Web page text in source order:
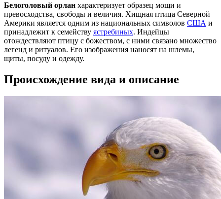
Белоголовый орлан характеризует образец мощи и
превосходства, свободы и величия. Хищная птица Северной
Америки является одним из национальных символов США и
принадлежит к семейству ястребиных. Индейцы
отождествляют птицу с божеством, с ними связано множество
легенд и ритуалов. Его изображения наносят на шлемы,
щиты, посуду и одежду.
Происхождение вида и описание